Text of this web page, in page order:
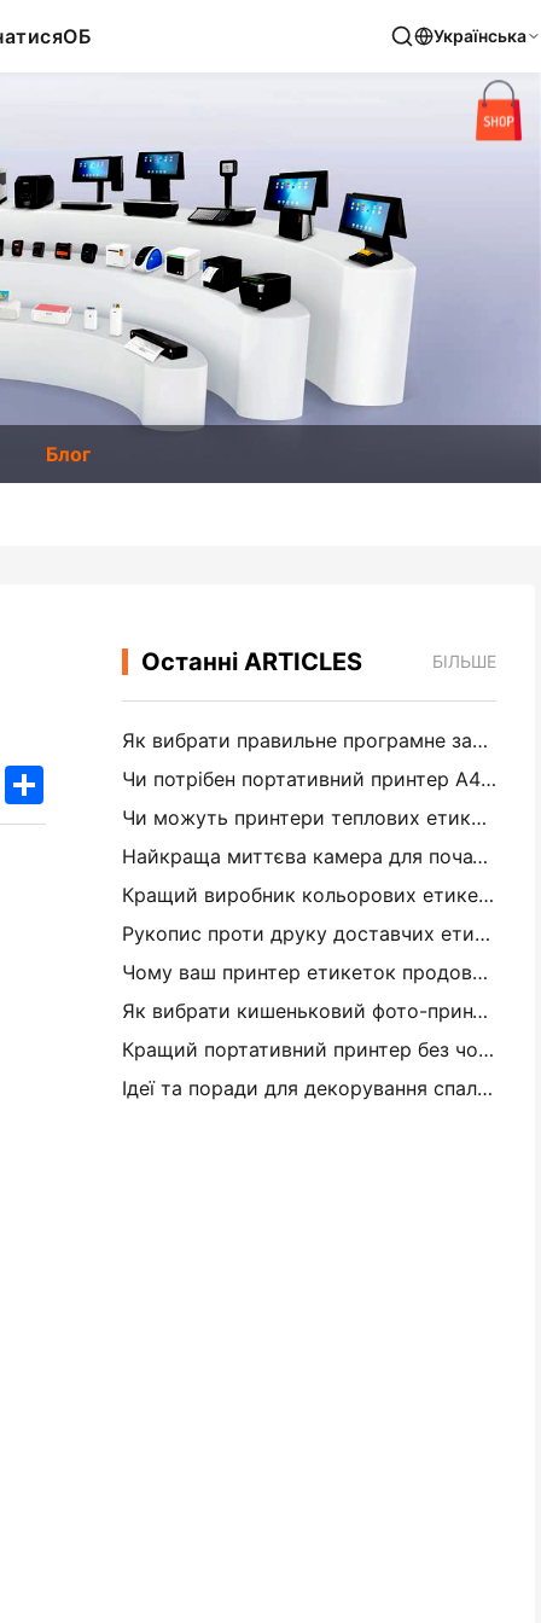
ОБ Українська
Блог
TwitterShare
Останні ARTICLES БІЛЬШЕ
Як вибрати правильне програмне забезпечення для вашого невеликого або середнього ресторану
Чи потрібен портативний принтер A4 для складських рахунків? Що дійсно працює
Чи можуть принтери теплових етикеток робити водонепроникні етикетки для продуктів малого бізнесу?
Найкраща миттєва камера для початківців, які не хочуть витрачати папір
Кращий виробник кольорових етикеток для журналізації та скрепбукінгу: додайте більше кольору на кожну сторінку
Рукопис проти друку доставчих етикеток: поради для малого бізнесу в 2026 році
Чому ваш принтер етикеток продовжує заглушувати?
Як вибрати кишеньковий фото-принтер: повне посібник для журналістів, подорожей та користувачів iPhone
Кращий портативний принтер без чорнила для подорожей, школи та мобільної роботи: огляд Hanin MT620 Pro
Ідеї та поради для декорування спальні та гуртожитку